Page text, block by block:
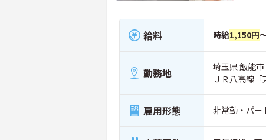
給料 時給1,150円
勤務地
埼玉県 飯能
ＪＲ八高線
雇用形態 非常勤・パー